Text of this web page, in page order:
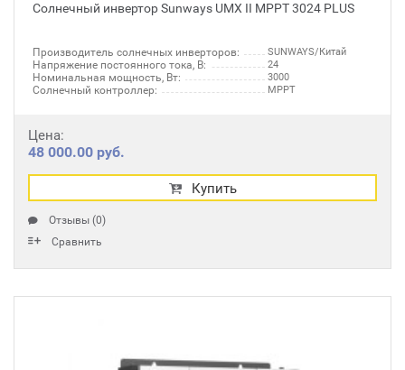
Солнечный инвертор Sunways UMX II MPPT 3024 PLUS
Производитель солнечных инверторов: SUNWAYS/Китай
Напряжение постоянного тока, В: 24
Номинальная мощность, Вт: 3000
Солнечный контроллер: MPPT
Цена:
48 000.00 руб.
Купить
Отзывы (0)
Сравнить